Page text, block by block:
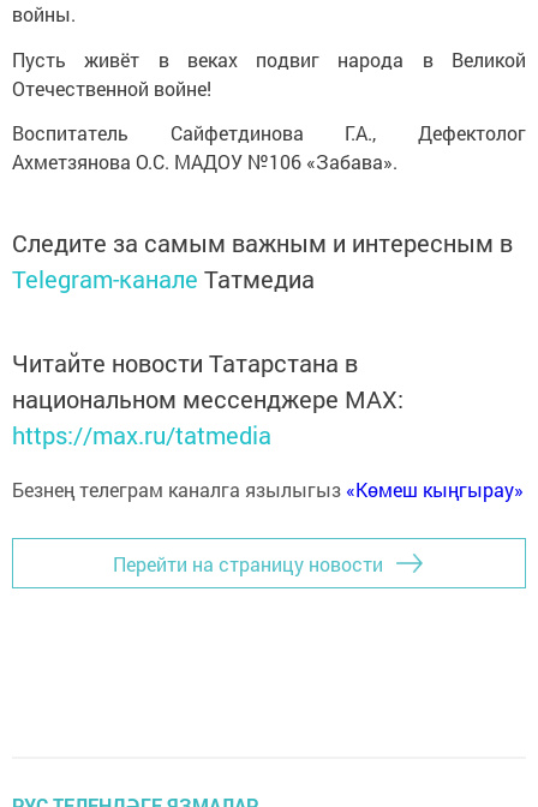
войны.
Пусть живёт в веках подвиг народа в Великой
Отечественной войне!
Воспитатель Сайфетдинова Г.А., Дефектолог
Ахметзянова О.С. МАДОУ №106 «Забава».
Следите за самым важным и интересным в
Telegram-канале Татмедиа
Читайте новости Татарстана в
национальном мессенджере MАХ:
https://max.ru/tatmedia
Безнең телеграм каналга язылыгыз «Көмеш кыңгырау»
Перейти на страницу новости